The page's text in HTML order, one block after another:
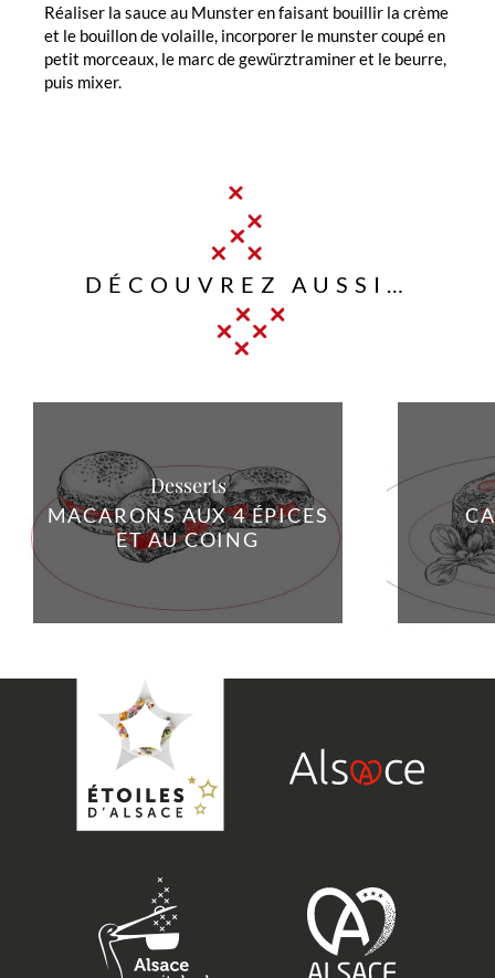
Réaliser la sauce au Munster en faisant bouillir la crème
et le bouillon de volaille, incorporer le munster coupé en
petit morceaux, le marc de gewürztraminer et le beurre,
puis mixer.
DÉCOUVREZ AUSSI…
Desserts
MACARONS AUX 4 ÉPICES
ET AU COING